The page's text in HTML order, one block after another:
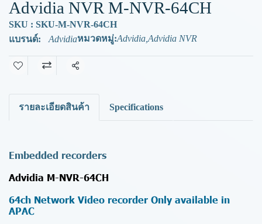
Advidia NVR M-NVR-64CH
SKU : SKU-M-NVR-64CH
แบรนด์:
Advidiaหมวดหมู่:Advidia Advidia NVR
แชร์
รายละเอียดสินค้า Specifications
Embedded recorders
Advidia M-NVR-64CH
64ch Network Video recorder Only available in
APAC